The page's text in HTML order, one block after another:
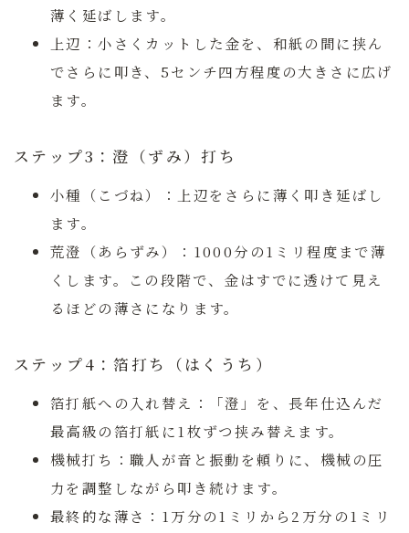
薄く延ばします。
上辺：小さくカットした金を、和紙の間に挟ん
でさらに叩き、5センチ四方程度の大きさに広げ
ます。
ステップ3：澄（ずみ）打ち
小種（こづね）：
上辺をさらに薄く叩き延ばし
ます。
荒澄（あらずみ）： 1000分の1ミリ程度まで薄
くします。この段階で、金はすでに透けて見え
るほどの薄さになります。
ステップ4：箔打ち（はくうち）
箔打紙への入れ替え：
「澄」を、長年仕込んだ
最高級の箔打紙に1枚ずつ挟み替えます。
機械打ち： 職人が音と振動を頼りに、機械の圧
力を調整しながら叩き続けます。
最終的な薄さ： 1万分の1ミリから2万分の1ミリ